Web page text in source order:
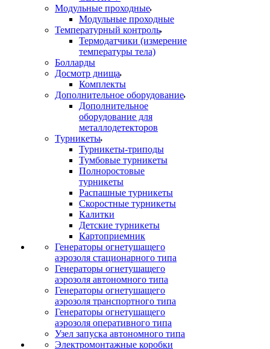
Модульные проходные
Модульные проходные
Температурный контроль
Термодатчики (измерение
температуры тела)
Болларды
Досмотр днища
Комплекты
Дополнительное оборудование
Дополнительное
оборудование для
металлодетекторов
Турникеты
Турникеты-триподы
Тумбовые турникеты
Полноростовые
турникеты
Распашные турникеты
Скоростные турникеты
Калитки
Детские турникеты
Картоприемник
Генераторы огнетушащего
аэрозоля стационарного типа
Генераторы огнетушащего
аэрозоля автономного типа
Генераторы огнетушащего
аэрозоля транспортного типа
Генераторы огнетушащего
аэрозоля оперативного типа
Узел запуска автономного типа
Электромонтажные коробки